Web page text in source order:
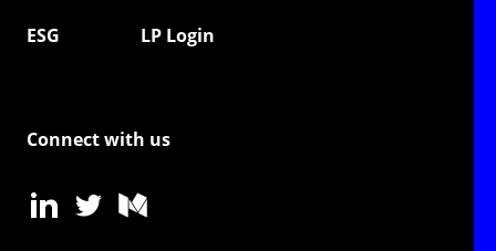
ESG
LP Login
Connect with us